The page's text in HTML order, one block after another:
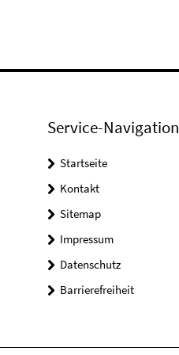
Service-Navigation
Startseite
Kontakt
Sitemap
Impressum
Datenschutz
Barrierefreiheit